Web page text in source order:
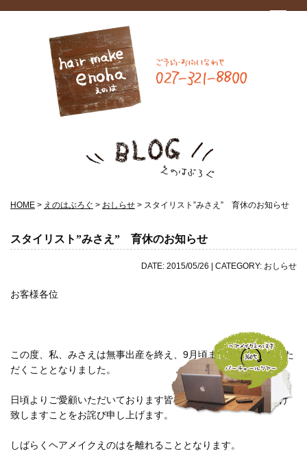
HOME > えのはぶろぐ > おしらせ > スタイリスト”みさえ” 育休のお知らせ
スタイリスト”みさえ” 育休のお知らせ
DATE: 2015/05/26 | CATEGORY: おしらせ
お客様各位
この度、私、みさえは無事出産を終え、9月頃まで育児休暇をいた
だくこととなりました。
日頃よりご愛顧いただいております皆様には大変ご迷惑をお掛け
致しますことをお詫び申し上げます。
しばらくヘアメイクえのはを離れることとなります。